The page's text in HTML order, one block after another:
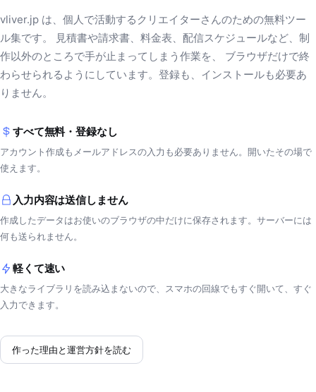
vliver.jp は、個人で活動するクリエイターさんのための無料ツー
ル集です。 見積書や請求書、料金表、配信スケジュールなど、制
作以外のところで手が止まってしまう作業を、 ブラウザだけで終
わらせられるようにしています。登録も、インストールも必要あ
りません。
すべて無料・登録なし
アカウント作成もメールアドレスの入力も必要ありません。開いたその場で
使えます。
入力内容は送信しません
作成したデータはお使いのブラウザの中だけに保存されます。サーバーには
何も送られません。
軽くて速い
大きなライブラリを読み込まないので、スマホの回線でもすぐ開いて、すぐ
入力できます。
作った理由と運営方針を読む